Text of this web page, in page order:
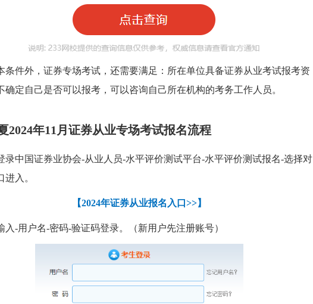
条件外，证券专场考试，还需要满足：所在单位具备证券从业考试报考资
确定自己是否可以报考，可以咨询自己所在机构的考务工作人员。
2024年11月证券从业专场考试报名流程
录中国证券业协会-从业人员-水平评价测试平台-水平评价测试报名-选择对
进入。
【2024年证券从业报名入口 >>】
入-用户名-密码-验证码登录。（新用户先注册账号）